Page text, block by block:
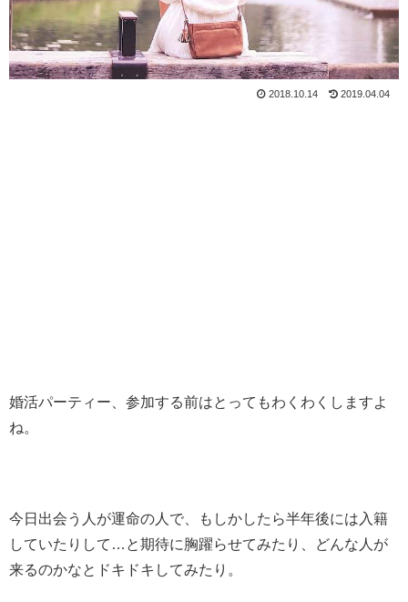
2018.10.14 2019.04.04
婚活パーティー、参加する前はとってもわくわくしますよ
ね。
今日出会う人が運命の人で、もしかしたら半年後には入籍
していたりして…と期待に胸躍らせてみたり、どんな人が
来るのかなとドキドキしてみたり。